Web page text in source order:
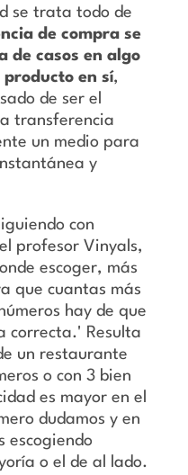
se trata todo de
de compra se
de casos en algo
en sí,
de ser el
transferencia
un medio para
y
con
profesor Vinyals,
escoger, más
que cuantas más
hay de que
correcta.' Resulta
un restaurante
o con 3 bien
es mayor en el
dudamos y en
escogiendo
o el de al lado.